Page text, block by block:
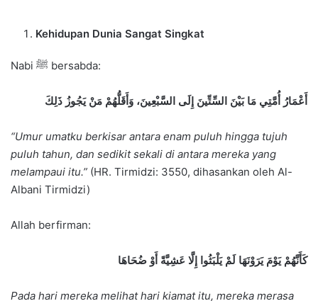
Kehidupan Dunia Sangat Singkat
Nabi ﷺ bersabda:
أَعْمَارُ أُمَّتِي مَا بَيْنَ السِّتِّينَ إِلَى السَّبْعِينَ، وَأَقَلُّهُمْ مَنْ يَجُوزُ ذَلِكَ
“Umur umatku berkisar antara enam puluh hingga tujuh
puluh tahun, dan sedikit sekali di antara mereka yang
melampaui itu.” (HR. Tirmidzi: 3550, dihasankan oleh Al-
Albani Tirmidzi)
Allah berfirman:
كَأَنَّهُمْ يَوْمَ يَرَوْنَهَا لَمْ يَلْبَثُوا إِلَّا عَشِيَّةً أَوْ ضُحَاهَا
Pada hari mereka melihat hari kiamat itu, mereka merasa